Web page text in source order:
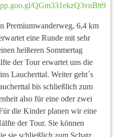
QGm331ekzQ3vnBtt9
Premiumwanderweg, 6,4 km
eine Runde mit sehr
heißeren Sommertag
der Tour erwartet uns die
Laucherttal. Weiter geht´s
bis schließlich zum
also für eine oder zwei
die Kinder planen wir eine
der Tour. Sie können
sie schließlich zum Schatz